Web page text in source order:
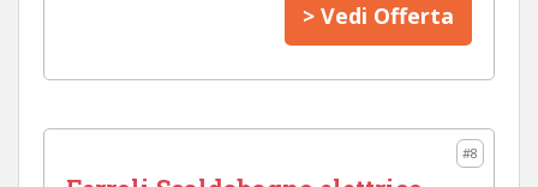
> Vedi Offerta
#8